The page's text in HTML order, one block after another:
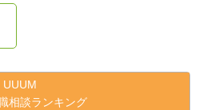
UUUM
相談ランキング